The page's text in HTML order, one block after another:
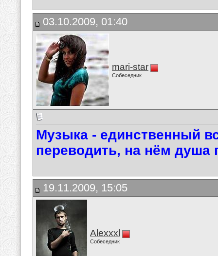
03.10.2009, 01:40
mari-star
Собеседник
Музыка - единственный
переводить, на нём душа
19.11.2009, 15:05
Alexxxl
Собеседник